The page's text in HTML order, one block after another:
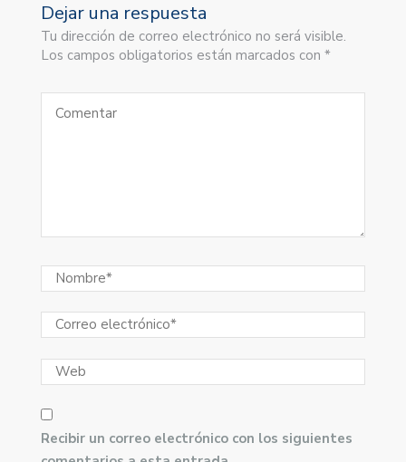
Dejar una respuesta
Tu dirección de correo electrónico no será visible.
Los campos obligatorios están marcados con *
Recibir un correo electrónico con los siguientes